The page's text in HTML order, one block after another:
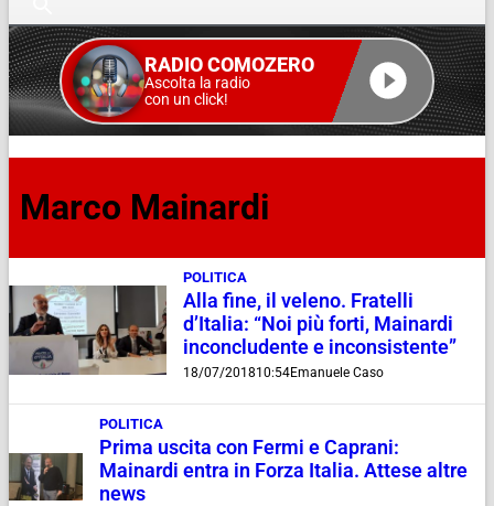
RADIO COMOZERO
Ascolta la radio
con un click!
Marco Mainardi
POLITICA
Alla fine, il veleno. Fratelli
d’Italia: “Noi più forti, Mainardi
inconcludente e inconsistente”
18/07/201810:54Emanuele Caso
POLITICA
Prima uscita con Fermi e Caprani:
Mainardi entra in Forza Italia. Attese altre
news